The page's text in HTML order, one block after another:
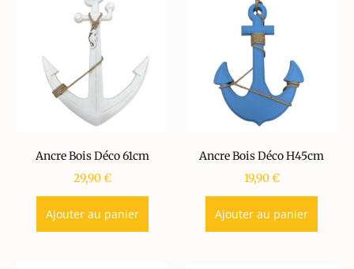
Ancre Bois Déco 61cm
29,90€
Ajouter au panier
Ancre Bois Déco H45cm
19,90€
Ajouter au panier